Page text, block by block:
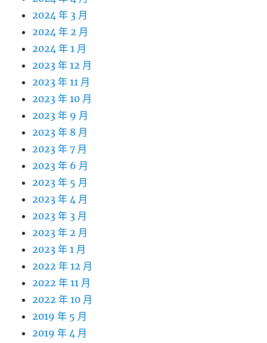
2024 年 3 月
2024 年 2 月
2024 年 1 月
2023 年 12 月
2023 年 11 月
2023 年 10 月
2023 年 9 月
2023 年 8 月
2023 年 7 月
2023 年 6 月
2023 年 5 月
2023 年 4 月
2023 年 3 月
2023 年 2 月
2023 年 1 月
2022 年 12 月
2022 年 11 月
2022 年 10 月
2019 年 5 月
2019 年 4 月